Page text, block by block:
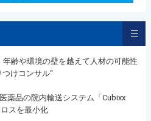
齢や環境の壁を越えて人材の可能性
けコンサル“
薬品の院内輸送システム「Cubixx
スを最小化